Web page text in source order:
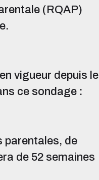
(RQAP)
vigueur depuis le
ce sondage :
parentales, de
de 52 semaines